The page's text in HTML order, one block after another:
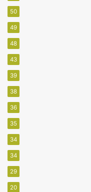
50
49
48
43
39
38
36
35
34
34
29
20